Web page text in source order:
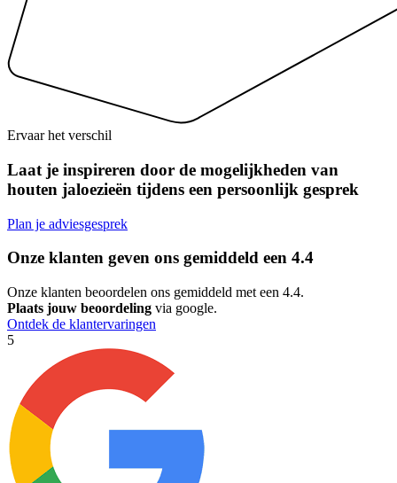
Ervaar het verschil
Laat je inspireren door de mogelijkheden van
houten jaloezieën tijdens een persoonlijk gesprek
Plan je adviesgesprek
Onze klanten geven ons gemiddeld een 4.4
Onze klanten beoordelen ons gemiddeld met een 4.4.
Plaats jouw beoordeling via google.
Ontdek de klantervaringen
5